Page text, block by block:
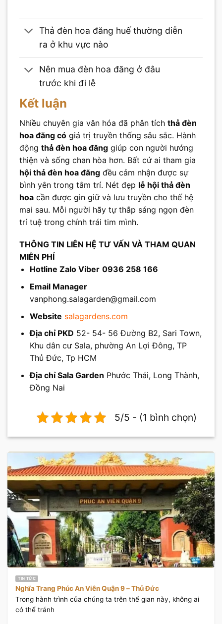
Thả đèn hoa đăng huế thường diễn
ra ở khu vực nào
Nên mua đèn hoa đăng ở đâu
trước khi đi lễ
Kết luận
Nhiều chuyên gia văn hóa đã phân tích thả đèn
hoa đăng có giá trị truyền thống sâu sắc. Hành
động thả đèn hoa đăng giúp con người hướng
thiện và sống chan hòa hơn. Bất cứ ai tham gia
hội thả đèn hoa đăng đều cảm nhận được sự
bình yên trong tâm trí. Nét đẹp lễ hội thả đèn
hoa cần được gìn giữ và lưu truyền cho thế hệ
mai sau. Mỗi người hãy tự thắp sáng ngọn đèn
trí tuệ trong chính trái tim mình.
THÔNG TIN LIÊN HỆ TƯ VẤN VÀ THAM QUAN
MIỄN PHÍ
Hotline Zalo Viber 0936 258 166
Email Manager
vanphong.salagarden@gmail.com
Website salagardens.com
Địa chỉ PKD 52- 54- 56 Đường B2, Sari Town,
Khu dân cư Sala, phường An Lợi Đông, TP
Thủ Đức, Tp HCM
Địa chỉ Sala Garden Phước Thái, Long Thành,
Đồng Nai
5/5 - (1 bình chọn)
TIN TỨC
Nghĩa Trang Phúc An Viên Quận 9 – Thủ Đức
Trong hành trình của chúng ta trên thế gian này, không ai
có thể tránh